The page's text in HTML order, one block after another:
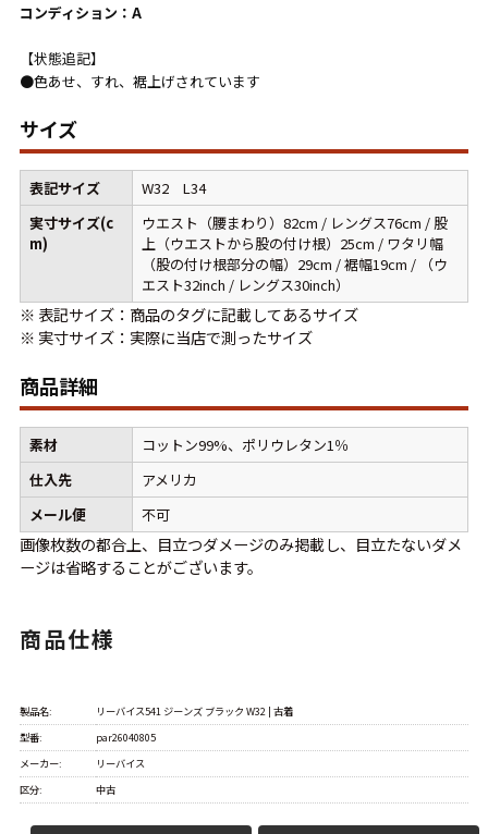
ジャケット
スウェット XS S
長袖シャツ
半袖シャツ XS S M L XL
Tシャツ XS S M L XL
パンツ
W30以下 W31,W32
W33,W34 W35,W36
Search by Maniacマニアックから探す
バンド
Tシャツ
Tシャツ
Tシャツ
USA製
ボロ
すべてのマニアックを見る
Search by Period
90年代 80年代 70年代
コンディション：A
【状態追記】
●色あせ、すれ、裾上げされています
サイズ
表記サイズ
W32 L34
実寸サイズ(c
m)
ウエスト（腰まわり）82cm / レングス76cm / 股
上（ウエストから股の付け根）25cm / ワタリ幅
（股の付け根部分の幅）29cm / 裾幅19cm / （ウ
エスト32inch / レングス30inch）
※ 表記サイズ：商品のタグに記載してあるサイズ
※ 実寸サイズ：実際に当店で測ったサイズ
商品詳細
素材
コットン99%、ポリウレタン1％
仕入先
アメリカ
メール便
不可
画像枚数の都合上、目立つダメージのみ掲載し、目立たないダメ
ージは省略することがございます。
商品仕様
製品名:
リーバイス541 ジーンズ ブラック W32 | 古着
型番:
par26040805
メーカー:
リーバイス
区分:
中古